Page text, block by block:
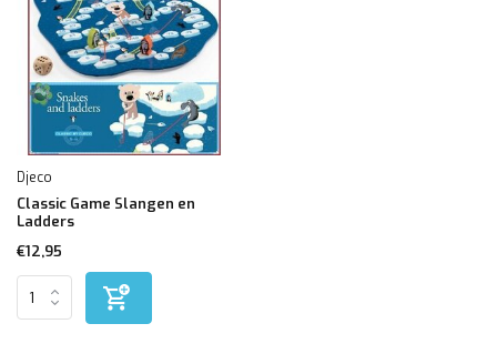
Djeco
Classic Game Slangen en
Ladders
€12,95